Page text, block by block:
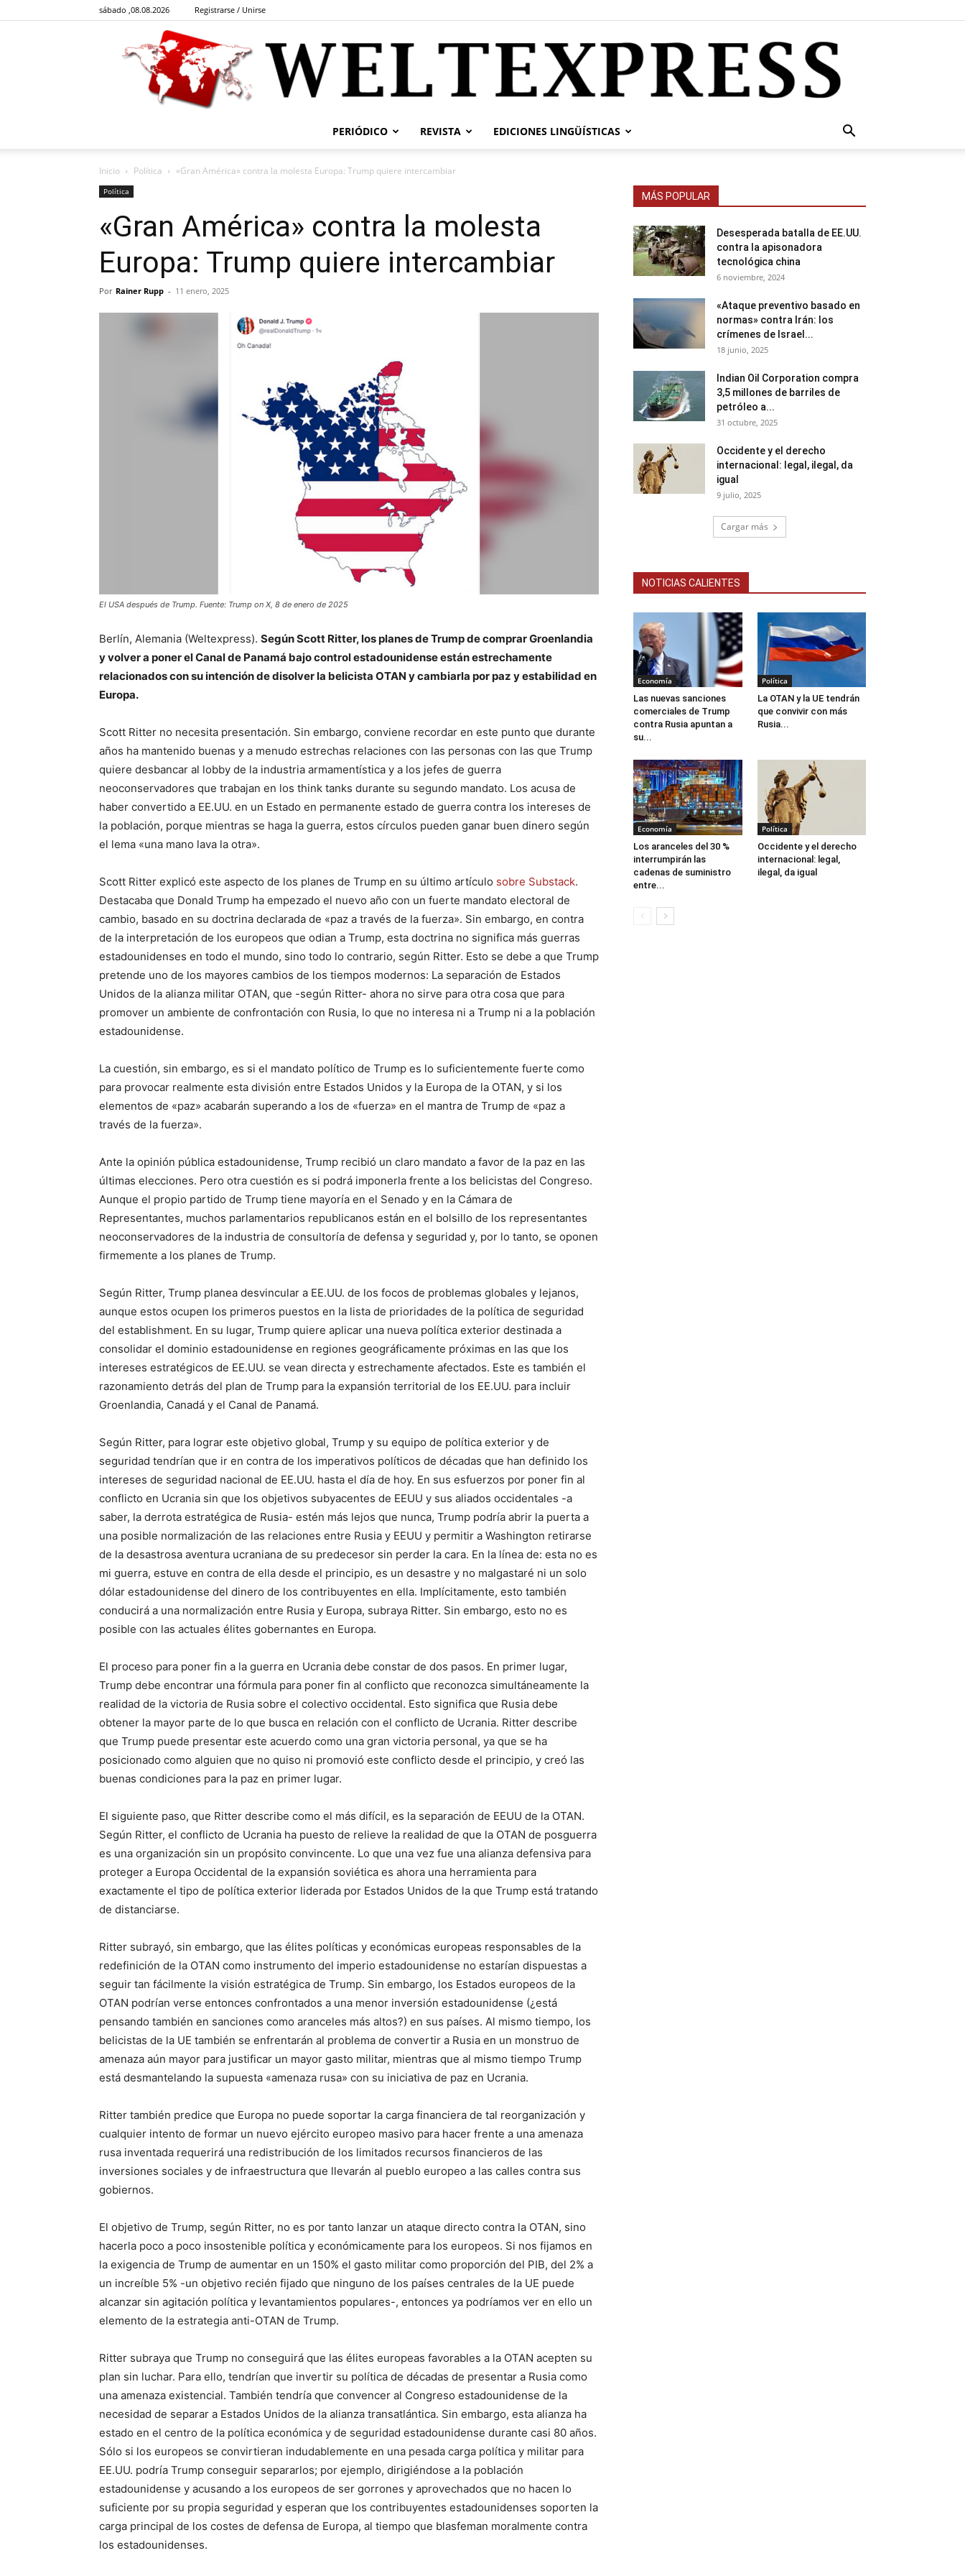
sábado ,08.08.2026 Registrarse / Unirse
PERIÓDICO REVISTA EDICIONES LINGÜÍSTICAS
Inicio Política «Gran América» contra la molesta Europa: Trump quiere intercambiar
Política
«Gran América» contra la molesta
Europa: Trump quiere intercambiar
Por Rainer Rupp - 11 enero, 2025
El USA después de Trump. Fuente: Trump on X, 8 de enero de 2025
Berlín, Alemania (Weltexpress). Según Scott Ritter, los planes de Trump de comprar Groenlandia
y volver a poner el Canal de Panamá bajo control estadounidense están estrechamente
relacionados con su intención de disolver la belicista OTAN y cambiarla por paz y estabilidad en
Europa.
Scott Ritter no necesita presentación. Sin embargo, conviene recordar en este punto que durante
años ha mantenido buenas y a menudo estrechas relaciones con las personas con las que Trump
quiere desbancar al lobby de la industria armamentística y a los jefes de guerra
neoconservadores que trabajan en los think tanks durante su segundo mandato. Los acusa de
haber convertido a EE.UU. en un Estado en permanente estado de guerra contra los intereses de
la población, porque mientras se haga la guerra, estos círculos pueden ganar buen dinero según
el lema «una mano lava la otra».
Scott Ritter explicó este aspecto de los planes de Trump en su último artículo sobre Substack.
Destacaba que Donald Trump ha empezado el nuevo año con un fuerte mandato electoral de
cambio, basado en su doctrina declarada de «paz a través de la fuerza». Sin embargo, en contra
de la interpretación de los europeos que odian a Trump, esta doctrina no significa más guerras
estadounidenses en todo el mundo, sino todo lo contrario, según Ritter. Esto se debe a que Trump
pretende uno de los mayores cambios de los tiempos modernos: La separación de Estados
Unidos de la alianza militar OTAN, que -según Ritter- ahora no sirve para otra cosa que para
promover un ambiente de confrontación con Rusia, lo que no interesa ni a Trump ni a la población
estadounidense.
La cuestión, sin embargo, es si el mandato político de Trump es lo suficientemente fuerte como
para provocar realmente esta división entre Estados Unidos y la Europa de la OTAN, y si los
elementos de «paz» acabarán superando a los de «fuerza» en el mantra de Trump de «paz a
través de la fuerza».
Ante la opinión pública estadounidense, Trump recibió un claro mandato a favor de la paz en las
últimas elecciones. Pero otra cuestión es si podrá imponerla frente a los belicistas del Congreso.
Aunque el propio partido de Trump tiene mayoría en el Senado y en la Cámara de
Representantes, muchos parlamentarios republicanos están en el bolsillo de los representantes
neoconservadores de la industria de consultoría de defensa y seguridad y, por lo tanto, se oponen
firmemente a los planes de Trump.
Según Ritter, Trump planea desvincular a EE.UU. de los focos de problemas globales y lejanos,
aunque estos ocupen los primeros puestos en la lista de prioridades de la política de seguridad
del establishment. En su lugar, Trump quiere aplicar una nueva política exterior destinada a
consolidar el dominio estadounidense en regiones geográficamente próximas en las que los
intereses estratégicos de EE.UU. se vean directa y estrechamente afectados. Este es también el
razonamiento detrás del plan de Trump para la expansión territorial de los EE.UU. para incluir
Groenlandia, Canadá y el Canal de Panamá.
Según Ritter, para lograr este objetivo global, Trump y su equipo de política exterior y de
seguridad tendrían que ir en contra de los imperativos políticos de décadas que han definido los
intereses de seguridad nacional de EE.UU. hasta el día de hoy. En sus esfuerzos por poner fin al
conflicto en Ucrania sin que los objetivos subyacentes de EEUU y sus aliados occidentales -a
saber, la derrota estratégica de Rusia- estén más lejos que nunca, Trump podría abrir la puerta a
una posible normalización de las relaciones entre Rusia y EEUU y permitir a Washington retirarse
de la desastrosa aventura ucraniana de su predecesor sin perder la cara. En la línea de: esta no es
mi guerra, estuve en contra de ella desde el principio, es un desastre y no malgastaré ni un solo
dólar estadounidense del dinero de los contribuyentes en ella. Implícitamente, esto también
conducirá a una normalización entre Rusia y Europa, subraya Ritter. Sin embargo, esto no es
posible con las actuales élites gobernantes en Europa.
El proceso para poner fin a la guerra en Ucrania debe constar de dos pasos. En primer lugar,
Trump debe encontrar una fórmula para poner fin al conflicto que reconozca simultáneamente la
realidad de la victoria de Rusia sobre el colectivo occidental. Esto significa que Rusia debe
obtener la mayor parte de lo que busca en relación con el conflicto de Ucrania. Ritter describe
que Trump puede presentar este acuerdo como una gran victoria personal, ya que se ha
posicionado como alguien que no quiso ni promovió este conflicto desde el principio, y creó las
buenas condiciones para la paz en primer lugar.
El siguiente paso, que Ritter describe como el más difícil, es la separación de EEUU de la OTAN.
Según Ritter, el conflicto de Ucrania ha puesto de relieve la realidad de que la OTAN de posguerra
es una organización sin un propósito convincente. Lo que una vez fue una alianza defensiva para
proteger a Europa Occidental de la expansión soviética es ahora una herramienta para
exactamente el tipo de política exterior liderada por Estados Unidos de la que Trump está tratando
de distanciarse.
Ritter subrayó, sin embargo, que las élites políticas y económicas europeas responsables de la
redefinición de la OTAN como instrumento del imperio estadounidense no estarían dispuestas a
seguir tan fácilmente la visión estratégica de Trump. Sin embargo, los Estados europeos de la
OTAN podrían verse entonces confrontados a una menor inversión estadounidense (¿está
pensando también en sanciones como aranceles más altos?) en sus países. Al mismo tiempo, los
belicistas de la UE también se enfrentarán al problema de convertir a Rusia en un monstruo de
amenaza aún mayor para justificar un mayor gasto militar, mientras que al mismo tiempo Trump
está desmantelando la supuesta «amenaza rusa» con su iniciativa de paz en Ucrania.
Ritter también predice que Europa no puede soportar la carga financiera de tal reorganización y
cualquier intento de formar un nuevo ejército europeo masivo para hacer frente a una amenaza
rusa inventada requerirá una redistribución de los limitados recursos financieros de las
inversiones sociales y de infraestructura que llevarán al pueblo europeo a las calles contra sus
gobiernos.
El objetivo de Trump, según Ritter, no es por tanto lanzar un ataque directo contra la OTAN, sino
hacerla poco a poco insostenible política y económicamente para los europeos. Si nos fijamos en
la exigencia de Trump de aumentar en un 150% el gasto militar como proporción del PIB, del 2% a
un increíble 5% -un objetivo recién fijado que ninguno de los países centrales de la UE puede
alcanzar sin agitación política y levantamientos populares-, entonces ya podríamos ver en ello un
elemento de la estrategia anti-OTAN de Trump.
Ritter subraya que Trump no conseguirá que las élites europeas favorables a la OTAN acepten su
plan sin luchar. Para ello, tendrían que invertir su política de décadas de presentar a Rusia como
una amenaza existencial. También tendría que convencer al Congreso estadounidense de la
necesidad de separar a Estados Unidos de la alianza transatlántica. Sin embargo, esta alianza ha
estado en el centro de la política económica y de seguridad estadounidense durante casi 80 años.
Sólo si los europeos se convirtieran indudablemente en una pesada carga política y militar para
EE.UU. podría Trump conseguir separarlos; por ejemplo, dirigiéndose a la población
estadounidense y acusando a los europeos de ser gorrones y aprovechados que no hacen lo
suficiente por su propia seguridad y esperan que los contribuyentes estadounidenses soporten la
carga principal de los costes de defensa de Europa, al tiempo que blasfeman moralmente contra
los estadounidenses.
MÁS POPULAR
Desesperada batalla de EE.UU.
contra la apisonadora
tecnológica china
6 noviembre, 2024
«Ataque preventivo basado en
normas» contra Irán: los
crímenes de Israel...
18 junio, 2025
Indian Oil Corporation compra
3,5 millones de barriles de
petróleo a...
31 octubre, 2025
Occidente y el derecho
internacional: legal, ilegal, da
igual
9 julio, 2025
Cargar más
NOTICIAS CALIENTES
Economía
Las nuevas sanciones
comerciales de Trump
contra Rusia apuntan a
su...
Política
La OTAN y la UE tendrán
que convivir con más
Rusia...
Economía
Los aranceles del 30 %
interrumpirán las
cadenas de suministro
entre...
Política
Occidente y el derecho
internacional: legal,
ilegal, da igual